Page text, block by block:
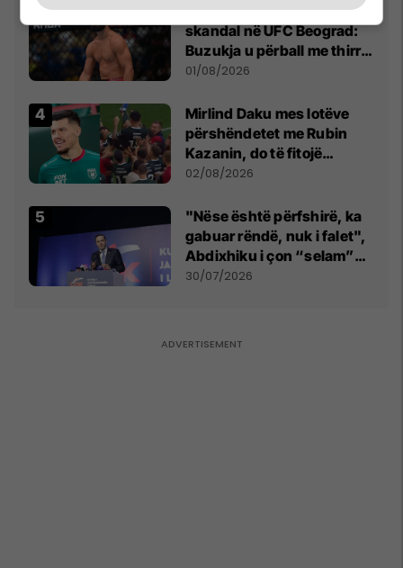
“Vrisni, vrisni shqiptarët”,
skandal në UFC Beograd:
Buzukja u përball me thirrje
anti-shqiptare nga
01/08/2026
Mirlind Daku mes lotëve
përshëndetet me Rubin
Kazanin, do të fitojë
miliona te Spartak Moska
02/08/2026
"Nëse është përfshirë, ka
gabuar rëndë, nuk i falet",
Abdixhiku i çon “selam”
Përparim Ramës
30/07/2026